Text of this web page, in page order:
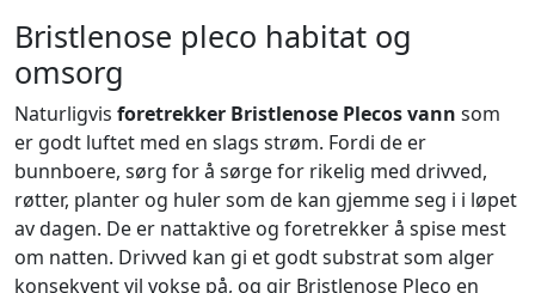
Bristlenose pleco habitat og
omsorg
Naturligvis foretrekker Bristlenose Plecos vann som
er godt luftet med en slags strøm. Fordi de er
bunnboere, sørg for å sørge for rikelig med drivved,
røtter, planter og huler som de kan gjemme seg i i løpet
av dagen. De er nattaktive og foretrekker å spise mest
om natten. Drivved kan gi et godt substrat som alger
konsekvent vil vokse på, og gir Bristlenose Pleco en